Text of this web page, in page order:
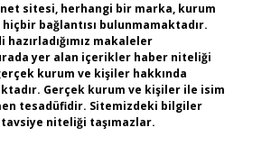
sitesi, herhangi bir marka, kurum
bağlantısı bulunmamaktadır.
hazırladığımız makaleler
yer alan içerikler haber niteliği
kurum ve kişiler hakkında
Gerçek kurum ve kişiler ile isim
tesadüfidir. Sitemizdeki bilgiler
niteliği taşımazlar.